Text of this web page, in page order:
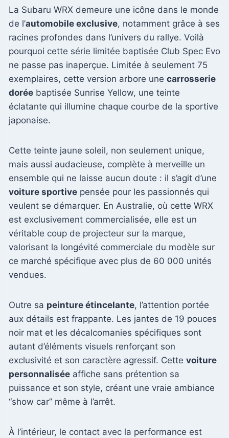
La Subaru WRX demeure une icône dans le monde
de l’automobile exclusive, notamment grâce à ses
racines profondes dans l’univers du rallye. Voilà
pourquoi cette série limitée baptisée Club Spec Evo
ne passe pas inaperçue. Limitée à seulement 75
exemplaires, cette version arbore une carrosserie
dorée baptisée Sunrise Yellow, une teinte
éclatante qui illumine chaque courbe de la sportive
japonaise.
Cette teinte jaune soleil, non seulement unique,
mais aussi audacieuse, complète à merveille un
ensemble qui ne laisse aucun doute : il s’agit d’une
voiture sportive pensée pour les passionnés qui
veulent se démarquer. En Australie, où cette WRX
est exclusivement commercialisée, elle est un
véritable coup de projecteur sur la marque,
valorisant la longévité commerciale du modèle sur
ce marché spécifique avec plus de 60 000 unités
vendues.
Outre sa peinture étincelante, l’attention portée
aux détails est frappante. Les jantes de 19 pouces
noir mat et les décalcomanies spécifiques sont
autant d’éléments visuels renforçant son
exclusivité et son caractère agressif. Cette voiture
personnalisée affiche sans prétention sa
puissance et son style, créant une vraie ambiance
“show car” même à l’arrêt.
À l’intérieur, le contact avec la performance est